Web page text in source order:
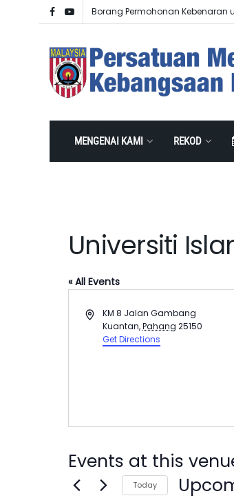
Borang Permohonan Kebenaran
MENGENAI KAMI REKOD
Universiti
« All Events
AddressKM 8 Jalan Gambang
Kuantan,Pahang 25150
Get Directions
Events at this
Today